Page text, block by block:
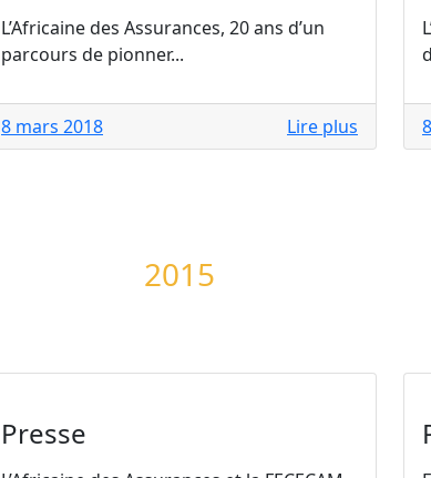
L’Africaine des Assurances, 20 ans d’un
parcours de pionner...
8 mars 2018 Lire plus
2015
Presse